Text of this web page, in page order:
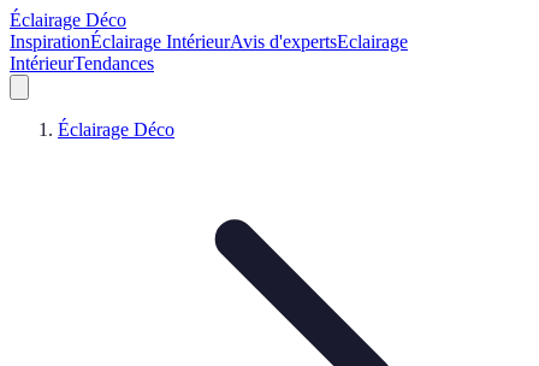
Éclairage Déco
InspirationÉclairage IntérieurAvis d'expertsEclairage
IntérieurTendances
Éclairage Déco